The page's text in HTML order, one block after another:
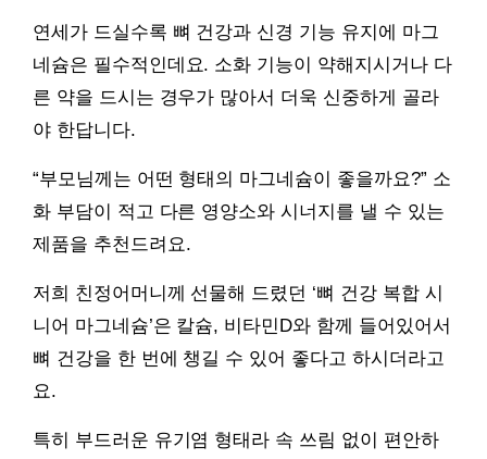
연세가 드실수록 뼈 건강과 신경 기능 유지에 마그
네슘은 필수적인데요. 소화 기능이 약해지시거나 다
른 약을 드시는 경우가 많아서 더욱 신중하게 골라
야 한답니다.
“부모님께는 어떤 형태의 마그네슘이 좋을까요?” 소
화 부담이 적고 다른 영양소와 시너지를 낼 수 있는
제품을 추천드려요.
저희 친정어머니께 선물해 드렸던 ‘뼈 건강 복합 시
니어 마그네슘’은 칼슘, 비타민D와 함께 들어있어서
뼈 건강을 한 번에 챙길 수 있어 좋다고 하시더라고
요.
특히 부드러운 유기염 형태라 속 쓰림 없이 편안하